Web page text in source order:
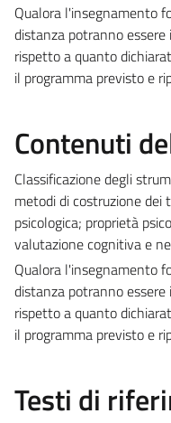
Qualora l'insegnamento
distanza potranno
rispetto a quanto
il programma previsto e
Contenuti
Classificazione degli
metodi di costruzione
psicologica; proprietà
valutazione cognitiva e
Qualora l'insegnamento
distanza potranno
rispetto a quanto
il programma previsto e
Testi di